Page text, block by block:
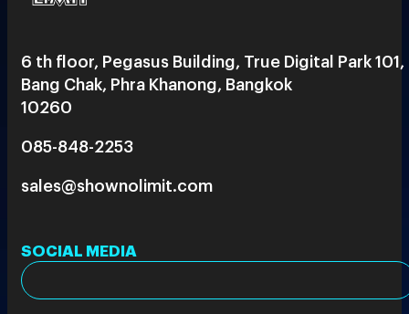
6 th floor, Pegasus Building, True Digital Park 101,
Bang Chak, Phra Khanong, Bangkok
10260
085-848-2253
sales@shownolimit.com
SOCIAL MEDIA